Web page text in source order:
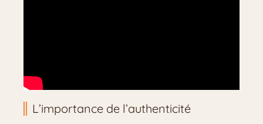
L’importance de l’authenticité